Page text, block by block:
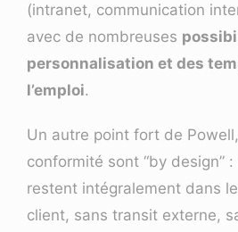
(intranet, communication
avec de nombreuses
personnalisation et des
l’emploi.
Un autre point fort de
conformité sont “by design”
restent intégralement dans
client, sans transit externe,